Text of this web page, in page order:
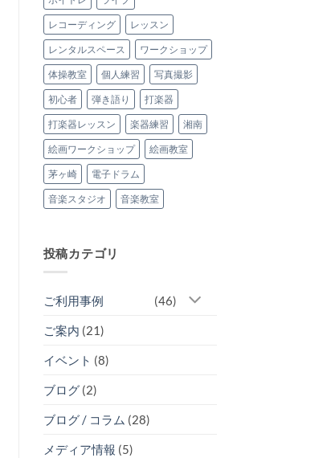
た！
へ
の
レコーディング レッスン
レンタルスペース ワークショップ
体操教室 個人練習 写真撮影
初心者 弾き語り 打楽器
打楽器レッスン 楽器練習 湘南
絵画ワークショップ 絵画教室
茅ヶ崎 電子ドラム
音楽スタジオ 音楽教室
投稿カテゴリ
ご利用事例 (46)
ご案内 (21)
イベント (8)
ブログ(2)
ブログ / コラム (28)
メディア情報 (5)